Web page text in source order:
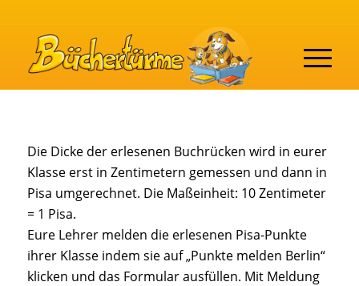
Die Dicke der erlesenen Buchrücken wird in eurer
Klasse erst in Zentimetern gemessen und dann in
Pisa umgerechnet. Die Maßeinheit: 10 Zentimeter
= 1 Pisa.
Eure Lehrer melden die erlesenen Pisa-Punkte
ihrer Klasse indem sie auf „Punkte melden Berlin“
klicken und das Formular ausfüllen. Mit Meldung